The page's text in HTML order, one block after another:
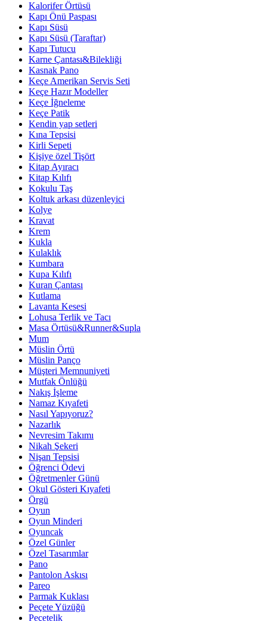
Kalorifer Örtüsü
Kapı Önü Paspası
Kapı Süsü
Kapı Süsü (Taraftar)
Kapı Tutucu
Karne Çantası&Bilekliği
Kasnak Pano
Keçe Amerikan Servis Seti
Keçe Hazır Modeller
Keçe İğneleme
Keçe Patik
Kendin yap setleri
Kına Tepsisi
Kirli Sepeti
Kişiye özel Tişört
Kitap Ayıracı
Kitap Kılıfı
Kokulu Taş
Koltuk arkası düzenleyici
Kolye
Kravat
Krem
Kukla
Kulaklık
Kumbara
Kupa Kılıfı
Kuran Çantası
Kutlama
Lavanta Kesesi
Lohusa Terlik ve Tacı
Masa Örtüsü&Runner&Supla
Mum
Müslin Örtü
Müslin Panço
Müşteri Memnuniyeti
Mutfak Önlüğü
Nakış İşleme
Namaz Kıyafeti
Nasıl Yapıyoruz?
Nazarlık
Nevresim Takımı
Nikah Şekeri
Nişan Tepsisi
Öğrenci Ödevi
Öğretmenler Günü
Okul Gösteri Kıyafeti
Örgü
Oyun
Oyun Minderi
Oyuncak
Özel Günler
Özel Tasarımlar
Pano
Pantolon Askısı
Pareo
Parmak Kuklası
Peçete Yüzüğü
Peçetelik